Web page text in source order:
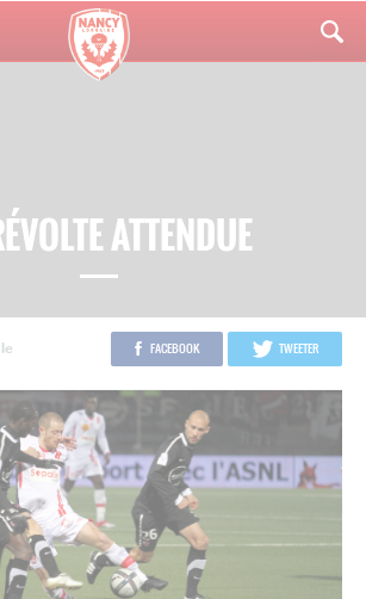
ATTENDUE
FACEBOOK TWEETER